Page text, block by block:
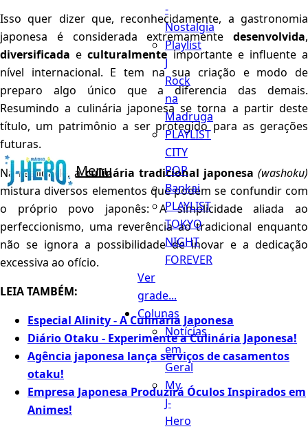
Menu
-
Nostalgia
Playlist
J
Rock
na
Madruga
PLAYLIST
CITY
POP
Bankai
PLAYLIST
TOKYO
NIGHT
FOREVER
Ver
grade...
Colunas
Notícias
em
Geral
My
J-
Hero
Isso quer dizer que, reconhecidamente, a gastronomia
japonesa é considerada extremamente desenvolvida,
diversificada eculturalmenteimportante e influente a
nível internacional. E tem na sua criação e modo de
preparo algo único que a diferencia das demais.
Resumindo a culinária japonesa se torna a partir deste
título, um patrimônio a ser protegido para as gerações
futuras.
Na realidade, aculinária tradicional japonesa (washoku)
mistura diversos elementos que podem se confundir com
o próprio povo japonês: A simplicidade aliada ao
perfeccionismo, uma reverência ao tradicional enquanto
não se ignora a possibilidade de inovar e a dedicação
excessiva ao ofício.
LEIA TAMBÉM:
Especial Alinity - A Culinária Japonesa
Diário Otaku - Experimente a Culinária Japonesa!
Agência japonesa lança serviços de casamentos
otaku!
Empresa Japonesa Produzirá Óculos Inspirados em
Animes!